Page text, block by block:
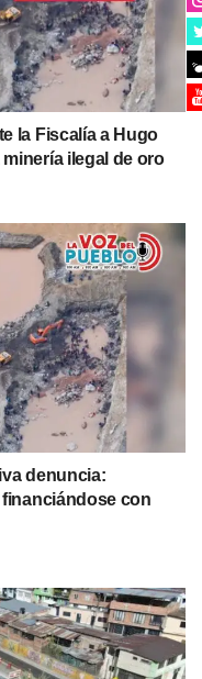
la Fiscalía a Hugo
ilegal de oro
denuncia:
con